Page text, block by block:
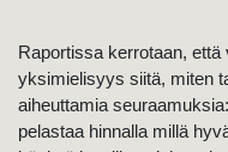
Raportissa kerrotaan,
yksimielisyys siitä, miten
aiheuttamia
pelastaa hinnalla millä